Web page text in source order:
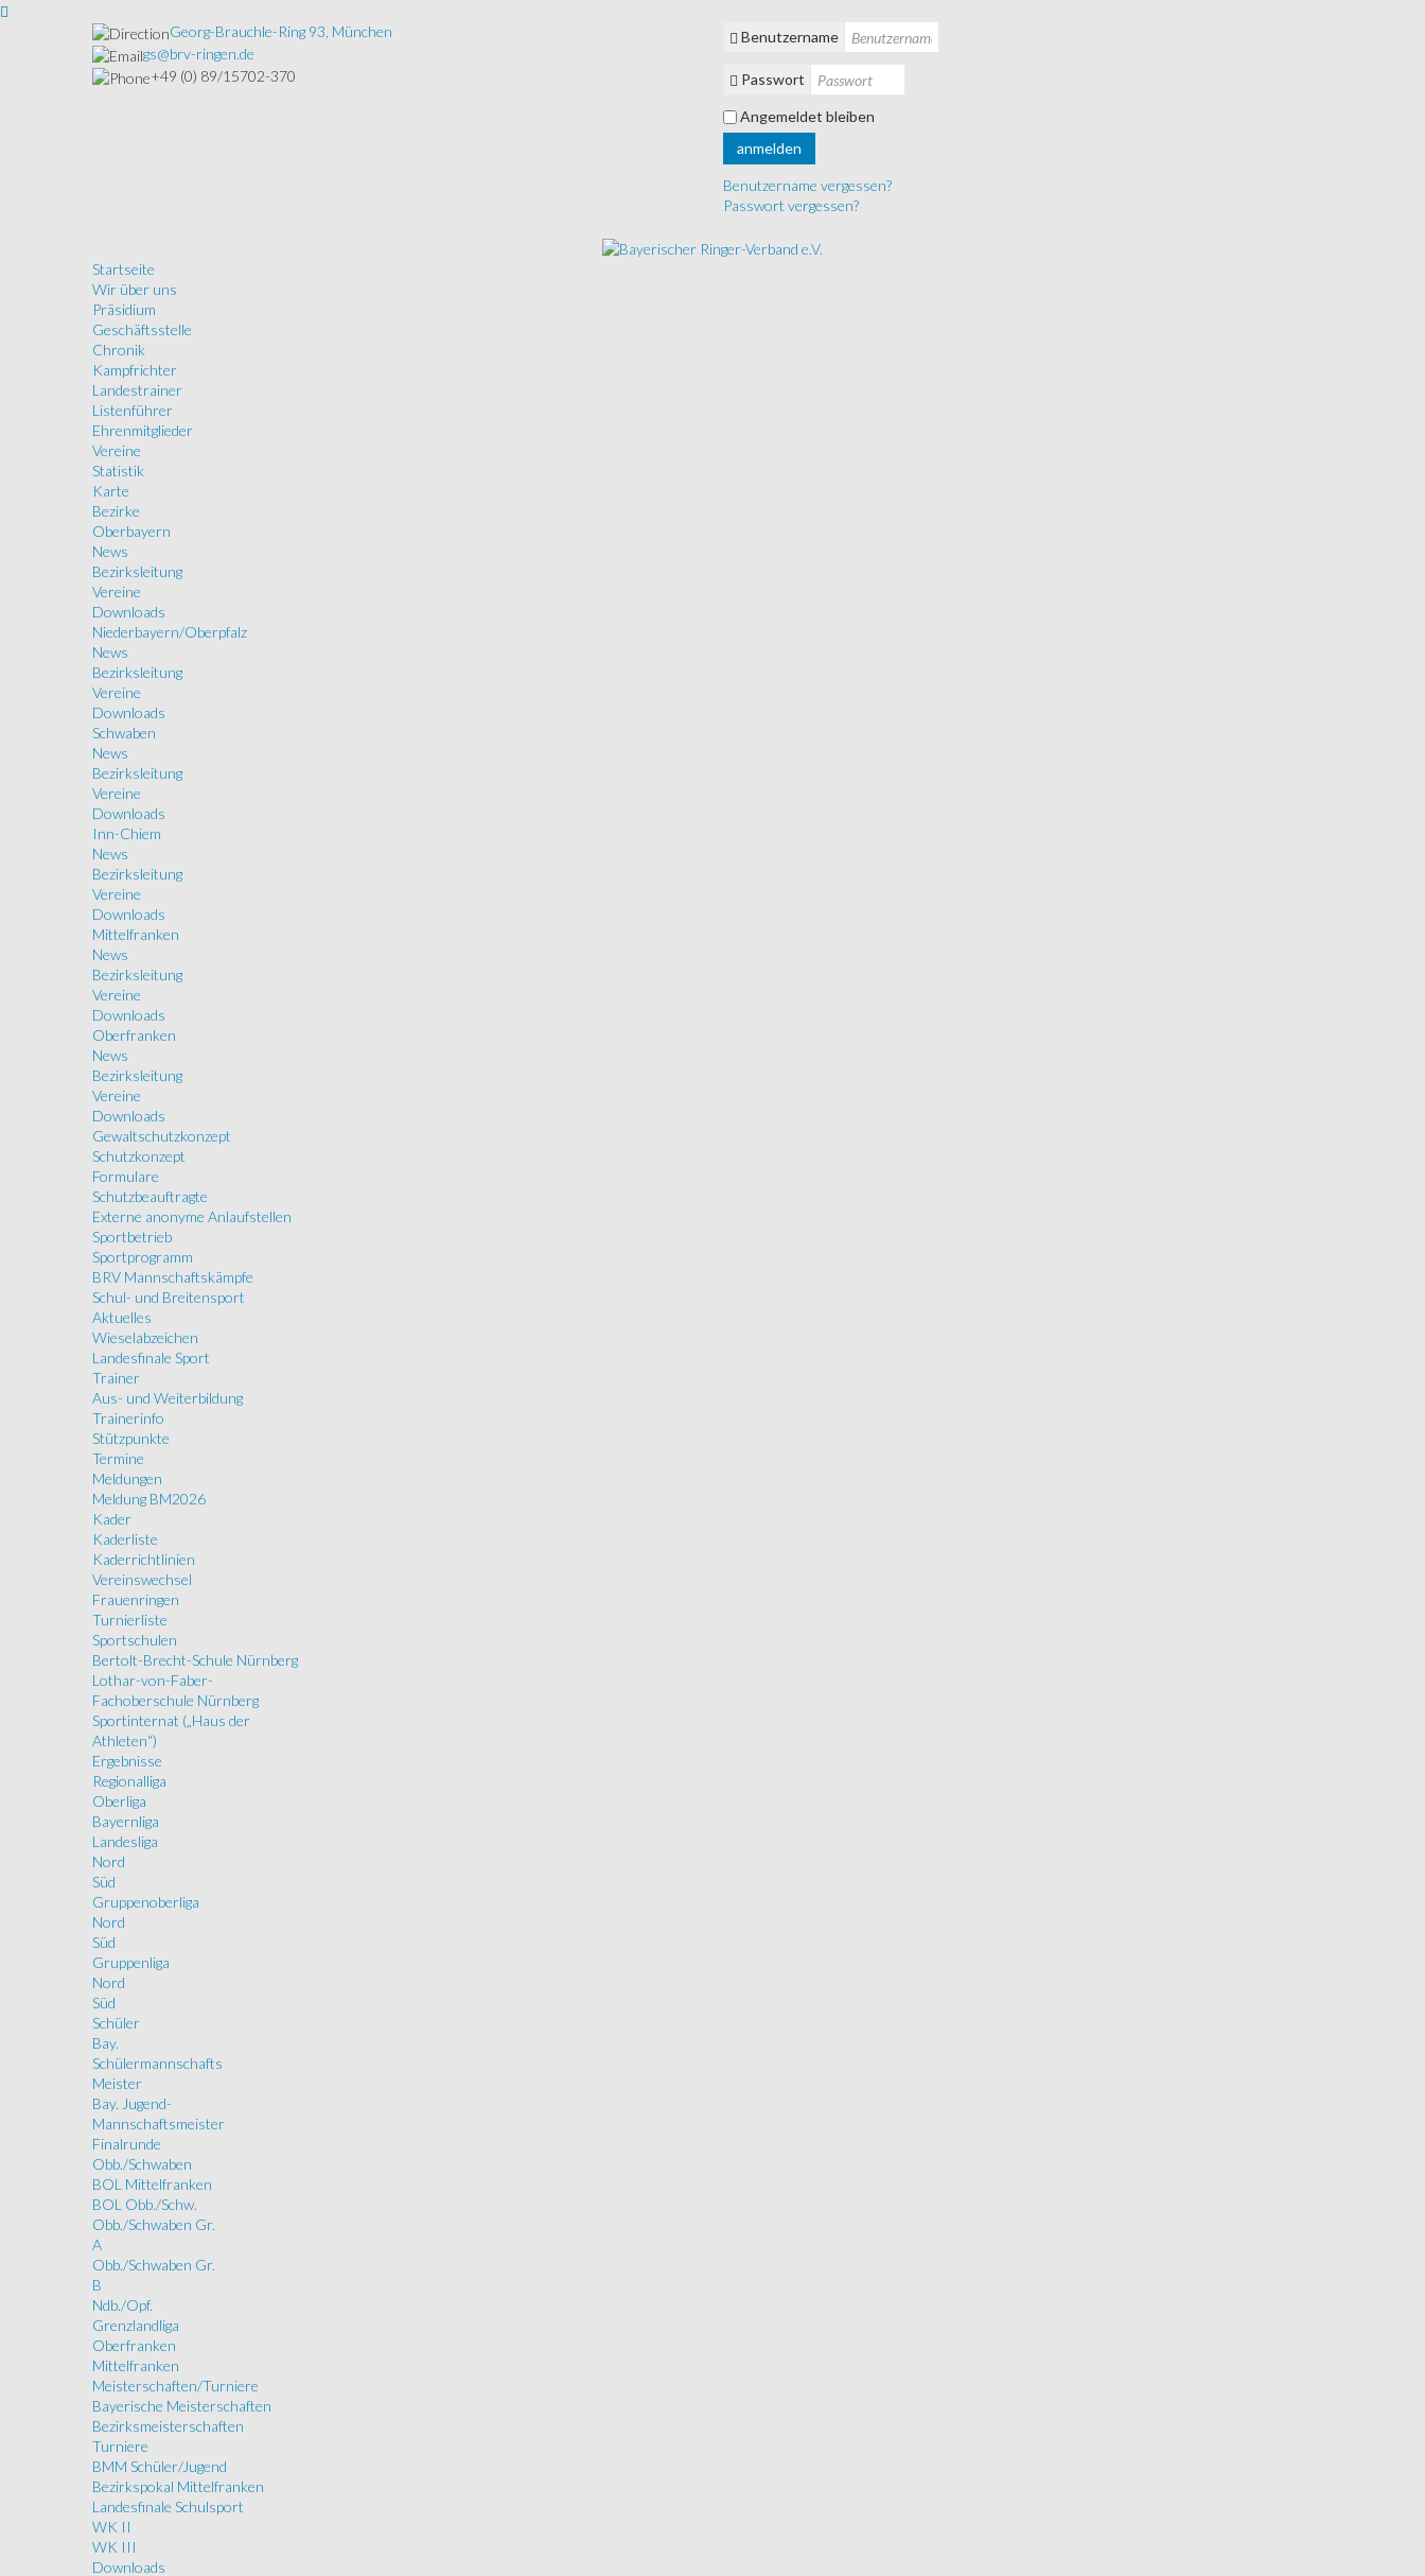
Georg-Brauchle-Ring 93, München
gs@brv-ringen.de
+49 (0) 89/15702-370
Benutzername
Passwort
Angemeldet bleiben
anmelden
Benutzername vergessen?
Passwort vergessen?
Startseite
Wir über uns
Präsidium
Geschäftsstelle
Chronik
Kampfrichter
Landestrainer
Listenführer
Ehrenmitglieder
Vereine
Statistik
Karte
Bezirke
Oberbayern
News
Bezirksleitung
Vereine
Downloads
Niederbayern/Oberpfalz
News
Bezirksleitung
Vereine
Downloads
Schwaben
News
Bezirksleitung
Vereine
Downloads
Inn-Chiem
News
Bezirksleitung
Vereine
Downloads
Mittelfranken
News
Bezirksleitung
Vereine
Downloads
Oberfranken
News
Bezirksleitung
Vereine
Downloads
Gewaltschutzkonzept
Schutzkonzept
Formulare
Schutzbeauftragte
Externe anonyme Anlaufstellen
Sportbetrieb
Sportprogramm
BRV Mannschaftskämpfe
Schul- und Breitensport
Aktuelles
Wieselabzeichen
Landesfinale Sport
Trainer
Aus- und Weiterbildung
Trainerinfo
Stützpunkte
Termine
Meldungen
Meldung BM2026
Kader
Kaderliste
Kaderrichtlinien
Vereinswechsel
Frauenringen
Turnierliste
Sportschulen
Bertolt-Brecht-Schule Nürnberg
Lothar-von-Faber-
Fachoberschule Nürnberg
Sportinternat („Haus der
Athleten“)
Ergebnisse
Regionalliga
Oberliga
Bayernliga
Landesliga
Nord
Süd
Gruppenoberliga
Nord
Süd
Gruppenliga
Nord
Süd
Schüler
Bay.
Schülermannschafts
Meister
Bay. Jugend-
Mannschaftsmeister
Finalrunde
Obb./Schwaben
BOL Mittelfranken
BOL Obb./Schw.
Obb./Schwaben Gr.
A
Obb./Schwaben Gr.
B
Ndb./Opf.
Grenzlandliga
Oberfranken
Mittelfranken
Meisterschaften/Turniere
Bayerische Meisterschaften
Bezirksmeisterschaften
Turniere
BMM Schüler/Jugend
Bezirkspokal Mittelfranken
Landesfinale Schulsport
WK II
WK III
Downloads